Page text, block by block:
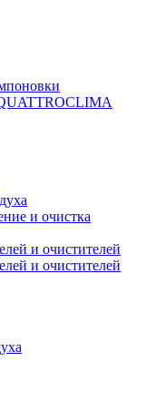
и очистка
и очистителей
и очистителей